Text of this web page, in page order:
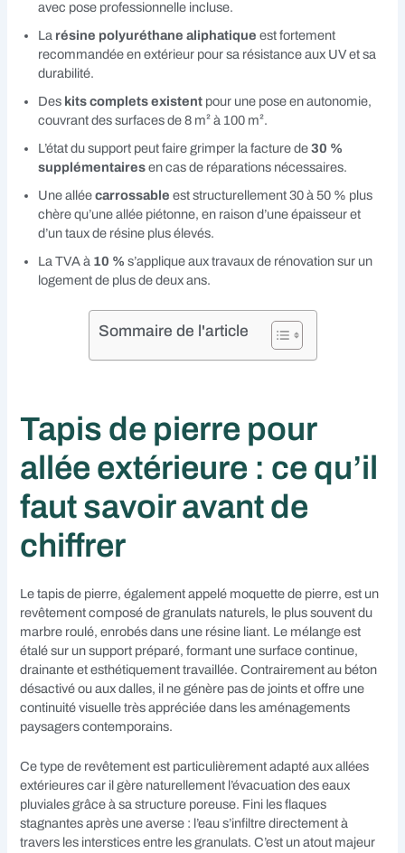
avec pose professionnelle incluse.
La résine polyuréthane aliphatique est fortement
recommandée en extérieur pour sa résistance aux UV et sa
durabilité.
Des kits complets existent pour une pose en autonomie,
couvrant des surfaces de 8 m² à 100 m².
L’état du support peut faire grimper la facture de30 %
supplémentairesen cas de réparations nécessaires.
Une alléecarrossable est structurellement 30 à 50 % plus
chère qu’une allée piétonne, en raison d’une épaisseur et
d’un taux de résine plus élevés.
La TVA à 10 % s’applique aux travaux de rénovation sur un
logement de plus de deux ans.
Sommaire de l'article
Tapis de pierre pour
allée extérieure : ce qu’il
faut savoir avant de
chiffrer
Le tapis de pierre, également appelé moquette de pierre, est un
revêtement composé de granulats naturels, le plus souvent du
marbre roulé, enrobés dans une résine liant. Le mélange est
étalé sur un support préparé, formant une surface continue,
drainante et esthétiquement travaillée. Contrairement au béton
désactivé ou aux dalles, il ne génère pas de joints et offre une
continuité visuelle très appréciée dans les aménagements
paysagers contemporains.
Ce type de revêtement est particulièrement adapté aux allées
extérieures car il gère naturellement l’évacuation des eaux
pluviales grâce à sa structure poreuse. Fini les flaques
stagnantes après une averse : l’eau s’infiltre directement à
travers les interstices entre les granulats. C’est un atout majeur